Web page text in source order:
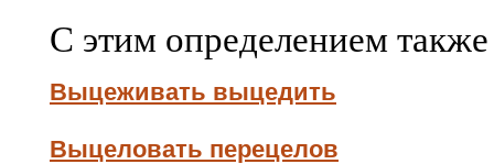
С этим определением
Выцеживать выцедить
Выцеловать перецелов